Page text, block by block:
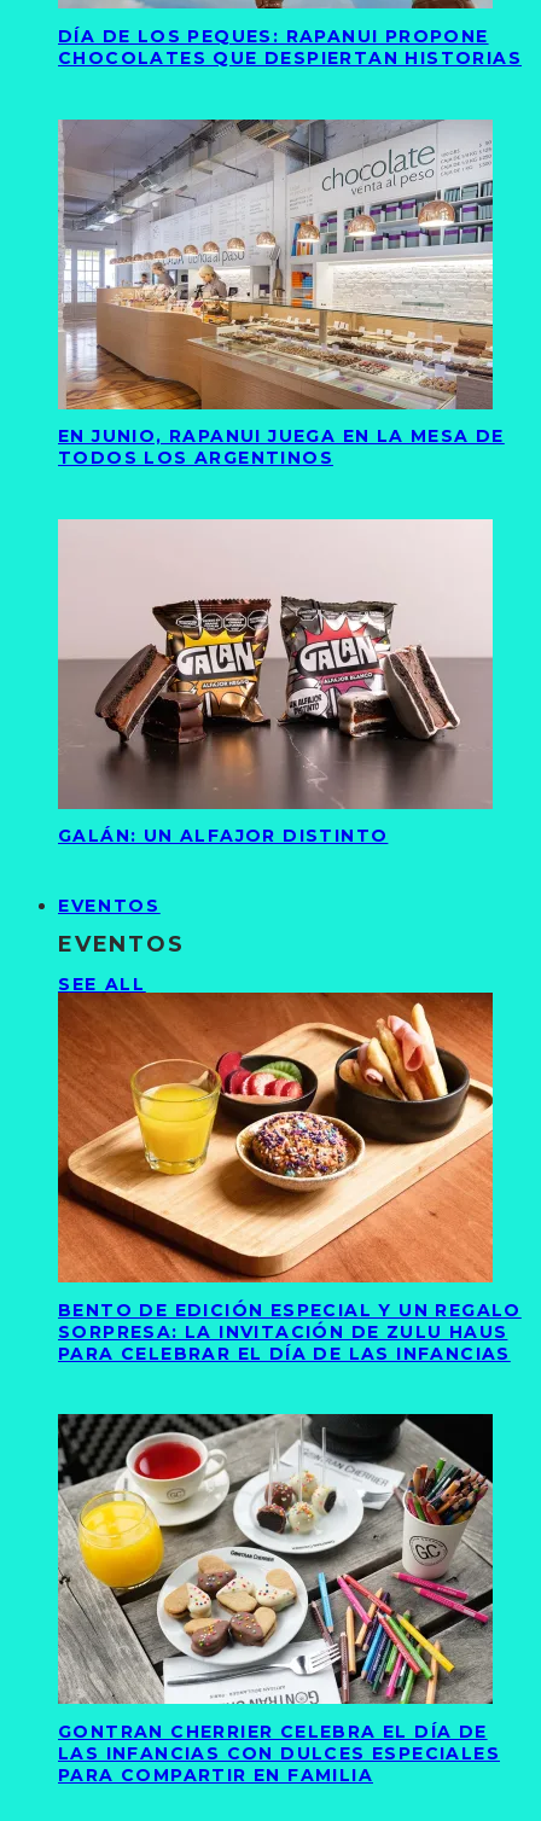
DÍA DE LOS PEQUES: RAPANUI PROPONE
CHOCOLATES QUE DESPIERTAN HISTORIAS
EN JUNIO, RAPANUI JUEGA EN LA MESA DE
TODOS LOS ARGENTINOS
GALÁN: UN ALFAJOR DISTINTO
EVENTOS
EVENTOS
SEE ALL
BENTO DE EDICIÓN ESPECIAL Y UN REGALO
SORPRESA: LA INVITACIÓN DE ZULU HAUS
PARA CELEBRAR EL DÍA DE LAS INFANCIAS
GONTRAN CHERRIER CELEBRA EL DÍA DE
LAS INFANCIAS CON DULCES ESPECIALES
PARA COMPARTIR EN FAMILIA